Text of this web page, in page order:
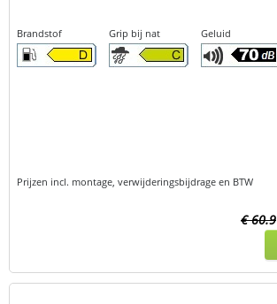
Brandstof Grip bij nat Geluid
Prijzen incl. montage, verwijderingsbijdrage en BTW
€ 60.9